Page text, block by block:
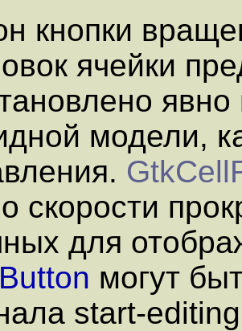
кнопки
ячейки
модели,
скорости
для
могут
start-